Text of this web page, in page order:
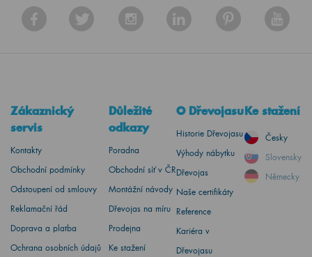
Zákaznický
servis
Kontakty
Obchodní podmínky
Odstoupení od smlouvy
Reklamační řád
Doprava a platba
Ochrana osobních údajů
Důležité
odkazy
Poradna
Obchodní síť v ČR
Montážní návody
Dřevojas na míru
Prodejna
Ke stažení
O Dřevojasu
Historie Dřevojasu
Výhody nábytku
Dřevojas
Naše certifikáty
Reference
Kariéra v
Dřevojasu
Ke stažení
Česky
Slovensky
Německy